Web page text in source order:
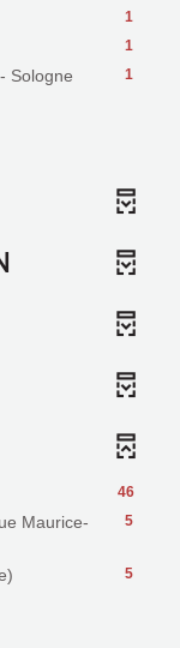
1
1
1
Sologne
46
5
Maurice-
5